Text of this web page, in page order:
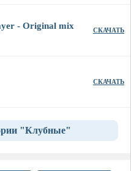
- Original mix СКАЧАТЬ
СКАЧАТЬ
"Клубные"